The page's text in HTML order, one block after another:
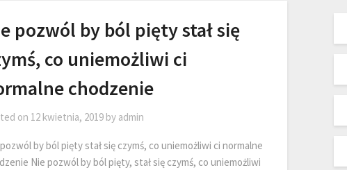
pozwól by ból pięty stał się
co uniemożliwi ci
chodzenie
on 12 kwietnia, 2019by admin
by ból pięty stał się czymś, co uniemożliwi ci normalne
Nie pozwól by ból pięty, stał się czymś, co uniemożliwi